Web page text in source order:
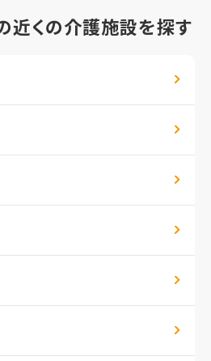
近くの介護施設を探す